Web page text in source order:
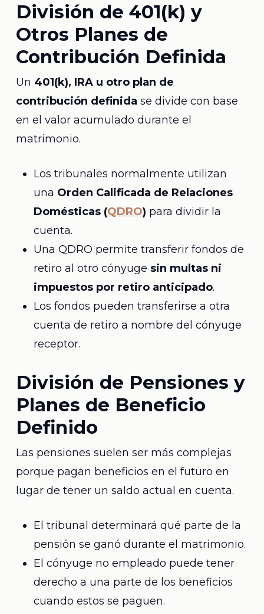
División de 401(k) y
Otros Planes de
Contribución Definida
Un 401(k), IRA u otro plan de
contribución definida se divide con base
en el valor acumulado durante el
matrimonio.
Los tribunales normalmente utilizan
una Orden Calificada de Relaciones
Domésticas (QDRO) para dividir la
cuenta.
Una QDRO permite transferir fondos de
retiro al otro cónyuge sin multas ni
impuestos por retiro anticipado.
Los fondos pueden transferirse a otra
cuenta de retiro a nombre del cónyuge
receptor.
División de Pensiones y
Planes de Beneficio
Definido
Las pensiones suelen ser más complejas
porque pagan beneficios en el futuro en
lugar de tener un saldo actual en cuenta.
El tribunal determinará qué parte de la
pensión se ganó durante el matrimonio.
El cónyuge no empleado puede tener
derecho a una parte de los beneficios
cuando estos se paguen.